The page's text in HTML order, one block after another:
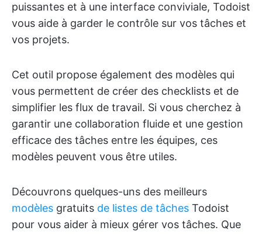
puissantes et à une interface conviviale, Todoist
vous aide à garder le contrôle sur vos tâches et
vos projets.
Cet outil propose également des modèles qui
vous permettent de créer des checklists et de
simplifier les flux de travail. Si vous cherchez à
garantir une collaboration fluide et une gestion
efficace des tâches entre les équipes, ces
modèles peuvent vous être utiles.
Découvrons quelques-uns des meilleurs
modèles gratuits de listes de tâches Todoist
pour vous aider à mieux gérer vos tâches. Que